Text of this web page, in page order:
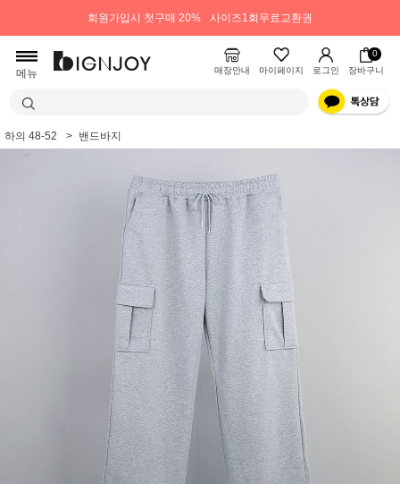
회원가입시 첫구매 20% 사이즈1회무료교환권
메뉴 매장안내 마이페이지 로그인
0
장바구니
하의 48-52 밴드바지